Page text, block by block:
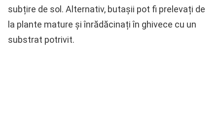
subțire de sol. Alternativ, butașii pot fi prelevați de
la plante mature și înrădăcinați în ghivece cu un
substrat potrivit.